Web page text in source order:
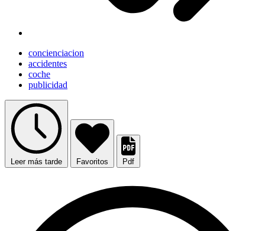
concienciacion
accidentes
coche
publicidad
Leer más tarde Favoritos Pdf